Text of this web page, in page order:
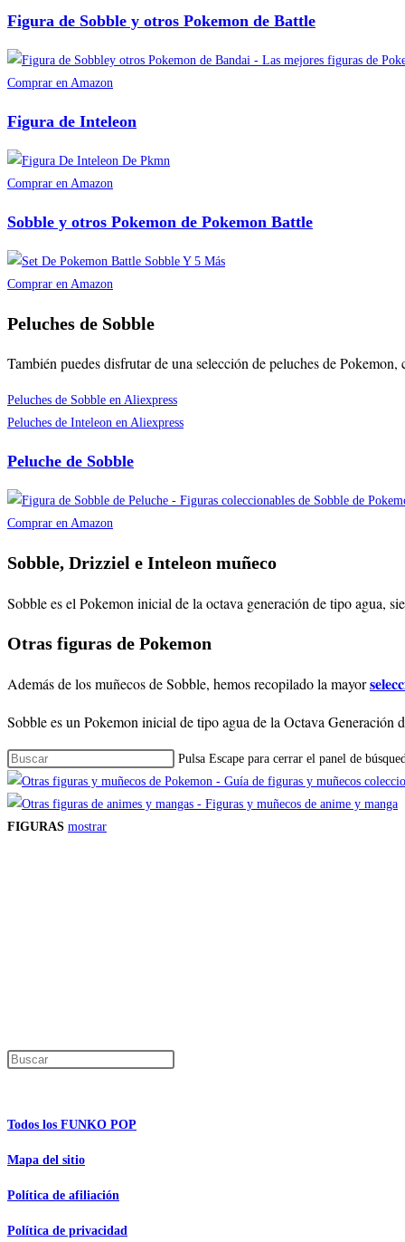
Figura de Sobble y otros Pokemon de Battle
Comprar en Amazon
Figura de Inteleon
Comprar en Amazon
Sobble y otros Pokemon de Pokemon Battle
Comprar en Amazon
Peluches de Sobble
También puedes disfrutar de una selección de peluches de
Peluches de Sobble en Aliexpress
Peluches de Inteleon en Aliexpress
Peluche de Sobble
Comprar en Amazon
Sobble, Drizziel e Inteleon muñeco
Sobble es el Pokemon inicial de la octava generación de tipo agua,
Otras figuras de Pokemon
Además de los muñecos de Sobble, hemos recopilado la mayor
Sobble es un Pokemon inicial de tipo agua de la Octava
Pulsa Escape para cerrar el panel de
FIGURAS mostrar
Todos los FUNKO POP
Mapa del sitio
Política de afiliación
Política de privacidad